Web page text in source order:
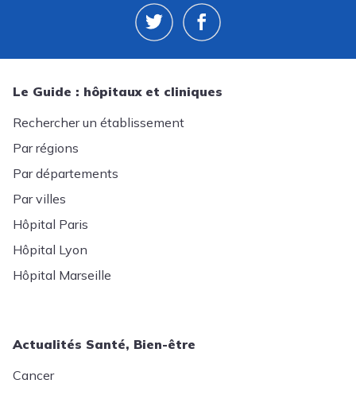
Le Guide : hôpitaux et cliniques
Rechercher un établissement
Par régions
Par départements
Par villes
Hôpital Paris
Hôpital Lyon
Hôpital Marseille
Actualités Santé, Bien-être
Cancer